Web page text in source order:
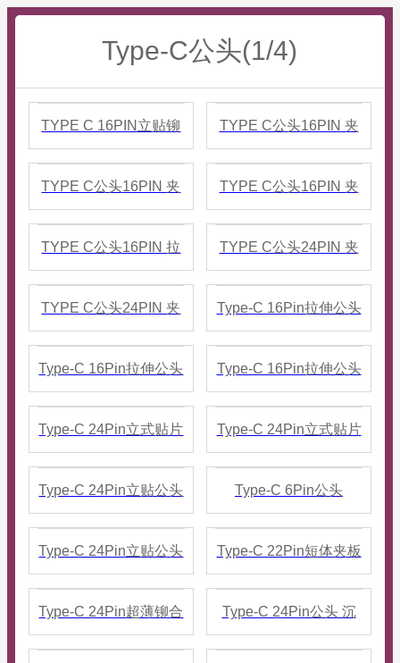
Type-C公头(1/4)
TYPE C 16PIN立贴铆
1.1
TYPE C公头16PIN 夹
地
TYPE C公头16PIN 夹
线
TYPE C公头16PIN 夹
地
TYPE C公头16PIN 拉
盘
TYPE C公头24PIN 夹
地
TYPE C公头24PIN 夹
L=10.6MM
Type-C 16Pin拉伸公头
个焊盘
Type-C 16Pin拉伸公头
个焊盘
Type-C 16Pin拉伸公头
个焊盘
Type-C 24Pin立式贴片 Type-C 24Pin立式贴片
位柱
Type-C 24Pin立贴公头 Type-C 6Pin公头
款
Type-C 24Pin立贴公头 Type-C 22Pin短体夹板
金30U
Type-C 24Pin超薄铆合 Type-C 24Pin公头 沉